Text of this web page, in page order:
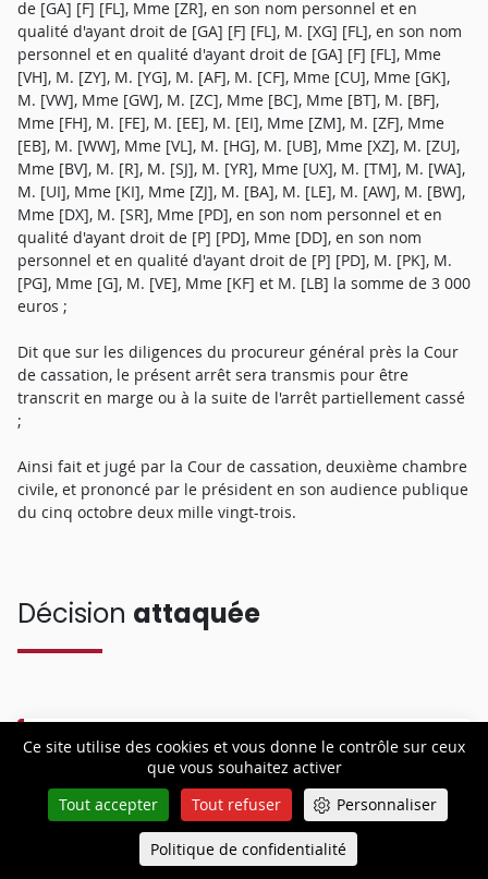
Ce site utilise des cookies et vous donne le contrôle sur ceux
que vous souhaitez activer
Tout accepter
Tout refuser Personnaliser
Politique de confidentialité
de [GA] [F] [FL], Mme [ZR], en son nom personnel et en
qualité d'ayant droit de [GA] [F] [FL], M. [XG] [FL], en son nom
personnel et en qualité d'ayant droit de [GA] [F] [FL], Mme
[VH], M. [ZY], M. [YG], M. [AF], M. [CF], Mme [CU], Mme [GK],
M. [VW], Mme [GW], M. [ZC], Mme [BC], Mme [BT], M. [BF],
Mme [FH], M. [FE], M. [EE], M. [EI], Mme [ZM], M. [ZF], Mme
[EB], M. [WW], Mme [VL], M. [HG], M. [UB], Mme [XZ], M. [ZU],
Mme [BV], M. [R], M. [SJ], M. [YR], Mme [UX], M. [TM], M. [WA],
M. [UI], Mme [KI], Mme [ZJ], M. [BA], M. [LE], M. [AW], M. [BW],
Mme [DX], M. [SR], Mme [PD], en son nom personnel et en
qualité d'ayant droit de [P] [PD], Mme [DD], en son nom
personnel et en qualité d'ayant droit de [P] [PD], M. [PK], M.
[PG], Mme [G], M. [VE], Mme [KF] et M. [LB] la somme de 3 000
euros ;
Dit que sur les diligences du procureur général près la Cour
de cassation, le présent arrêt sera transmis pour être
transcrit en marge ou à la suite de l'arrêt partiellement cassé
;
Ainsi fait et jugé par la Cour de cassation, deuxième chambre
civile, et prononcé par le président en son audience publique
du cinq octobre deux mille vingt-trois.
Décision attaquée
Cour d'appel de bordeaux 1a
24 janvier 2023 (n°22/01513)
Queue-Fair